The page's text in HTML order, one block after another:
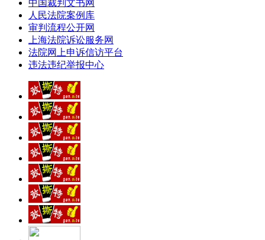
中国裁判文书网
人民法院案例库
审判流程公开网
上海法院诉讼服务网
法院网上申诉信访平台
违法违纪举报中心